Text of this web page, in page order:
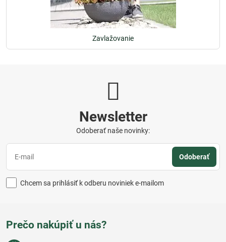
Zavlažovanie
Newsletter
Odoberať naše novinky:
Odoberať
Chcem sa prihlásiť k odberu noviniek e-mailom
Prečo nakúpiť u nás?